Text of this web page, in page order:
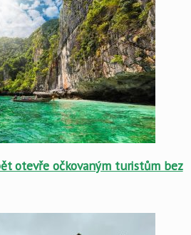
otevře očkovaným turistům bez